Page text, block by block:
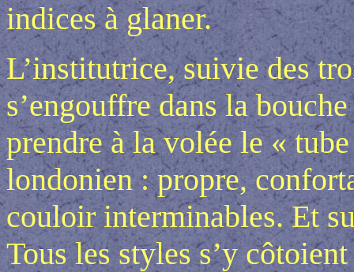
indices à glaner.
L’institutrice, suivie des
s’engouffre dans la
prendre à la volée le «
londonien : propre,
couloir interminables. Et
Tous les styles s’y